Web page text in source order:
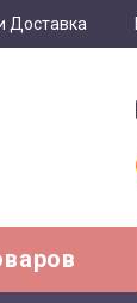
Доставка